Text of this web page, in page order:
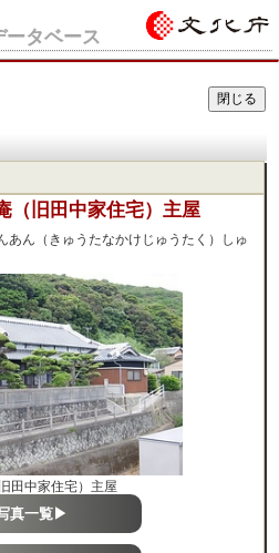
ータベース
（旧田中家住宅）主屋
あん（きゅうたなかけじゅうたく）しゅ
田中家住宅）主屋
真一覧▶